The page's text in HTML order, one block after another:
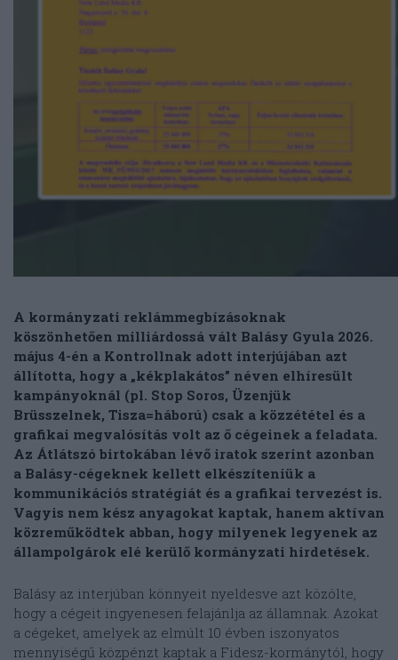
A kormányzati reklámmegbízásoknak
köszönhetően milliárdossá vált Balásy Gyula 2026.
május 4-én a Kontrollnak adott interjújában azt
állította, hogy a „kékplakátos” néven elhíresült
kampányoknál (pl. Stop Soros, Üzenjük
Brüsszelnek, Tisza=háború) csak a közzététel és a
grafikai megvalósítás volt az ő cégeinek a feladata.
Az Átlátszó birtokában lévő iratok szerint azonban
a Balásy-cégeknek kellett elkészíteniük a
kommunikációs stratégiát és a grafikai tervezést is.
Vagyis nem kész anyagokat kaptak, hanem aktívan
közreműködtek abban, hogy milyenek legyenek az
állampolgárok elé kerülő kormányzati hirdetések.
Balásy az interjúban könnyeit nyeldesve azt közölte,
hogy a cégeit ingyenesen felajánlja az államnak. Azokat
a cégeket, amelyek az elmúlt 10 évben iszonyatos
mennyiségű közpénzt kaptak a Fidesz-kormánytól, hogy